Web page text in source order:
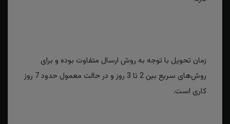
زمان تحویل با توجه به روش ارسال متفاوت بوده و برای
روش‌های سریع بین 2 تا 3 روز و در حالت معمول حدود 7 روز
کاری است.